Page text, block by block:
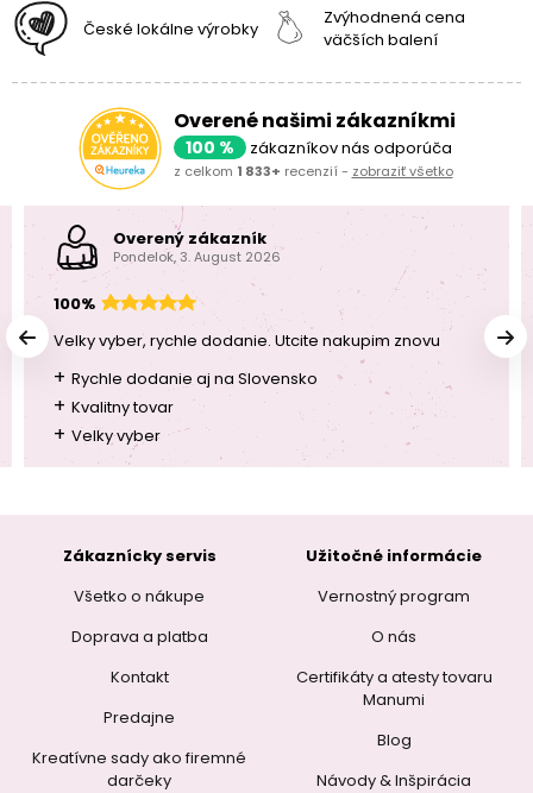
České lokálne výrobky
Zvýhodnená cena
väčších balení
Overené našimi zákazníkmi
100 % zákazníkov nás odporúča
z celkom 1 833+ recenzií - zobraziť všetko
Overený zákazník
Pondelok, 3. August 2026
100%
Velky vyber, rychle dodanie. Utcite nakupim znovu
+ Rychle dodanie aj na Slovensko
+ Kvalitny tovar
+ Velky vyber
Zákaznícky servis
Všetko o nákupe
Doprava a platba
Kontakt
Predajne
Kreatívne sady ako firemné
darčeky
Užitočné informácie
Vernostný program
O nás
Certifikáty a atesty tovaru
Manumi
Blog
Návody & Inšpirácia